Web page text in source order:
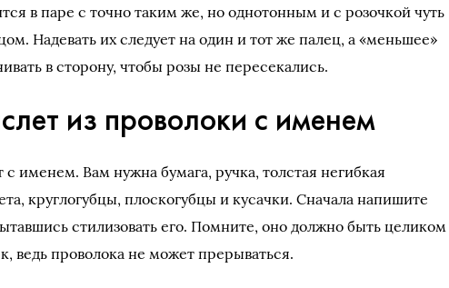
в паре с точно таким же, но однотонным и с розочкой чуть
Надевать их следует на один и тот же палец, а «меньшее»
в сторону, чтобы розы не пересекались.
из проволоки с именем
с именем. Вам нужна бумага, ручка, толстая негибкая
круглогубцы, плоскогубцы и кусачки. Сначала напишите
стилизовать его. Помните, оно должно быть целиком
ведь проволока не может прерываться.